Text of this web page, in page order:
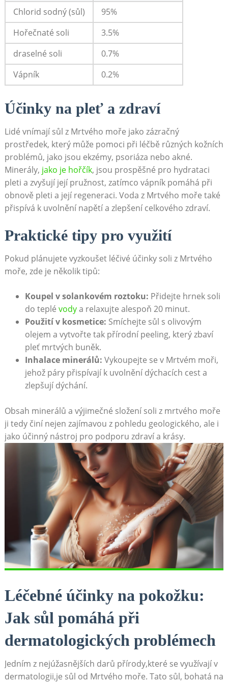
Chlorid‌ sodný ‌(sůl)
95%
Hořečnaté soli
3.5%
draselné soli
0.7%
Vápník
0.2%
Účinky na⁤ pleť a ⁢zdraví
Lidé vnímají sůl z Mrtvého moře jako ⁤zázračný⁣
prostředek, ⁤který může pomoci⁤ při léčbě různých kožních
problémů, jako⁣ jsou ‍ekzémy, psoriáza‍ nebo akné.
Minerály, jako je hořčík, jsou prospěšné ⁤pro ‌hydrataci
pleti a⁣ zvyšují ‌její pružnost, zatímco vápník pomáhá při
obnově‍ pleti a její ‌regeneraci. Voda⁤ z Mrtvého moře ⁣také
přispívá k‍ uvolnění napětí a​ zlepšení celkového​ zdraví.
Praktické ​tipy pro využití
Pokud plánujete vyzkoušet⁤ léčivé ⁣účinky ⁤soli z ‌Mrtvého
moře,⁤ zde je několik tipů:
Koupel v ⁣solankovém roztoku: Přidejte hrnek soli
do‌ teplé vodya relaxujte alespoň 20 minut.
Použití ‌v kosmetice: Smíchejte ⁣sůl s olivovým
⁤olejem a vytvořte tak přírodní peeling, ‍který zbaví
pleť ​mrtvých ‍buněk.
Inhalace minerálů: Vykoupejte se‌ v Mrtvém moři,
jehož páry ⁢přispívají ⁤k uvolnění dýchacích cest‌ a
zlepšují dýchání.
Obsah minerálů a výjimečné složení soli z⁢ mrtvého moře
‌ji tedy⁤ činí nejen zajímavou z​ pohledu⁣ geologického, ‌ale i
jako ⁣účinný nástroj pro⁤ podporu ‍zdraví a​ krásy.
Léčebné účinky na pokožku:
Jak ⁢sůl pomáhá⁣ při
dermatologických ​problémech
Jedním z nejúžasnějších darů přírody,které⁣ se využívají v
dermatologii,je ⁢sůl⁢ od Mrtvého​ moře. Tato⁣ sůl,‌ bohatá na